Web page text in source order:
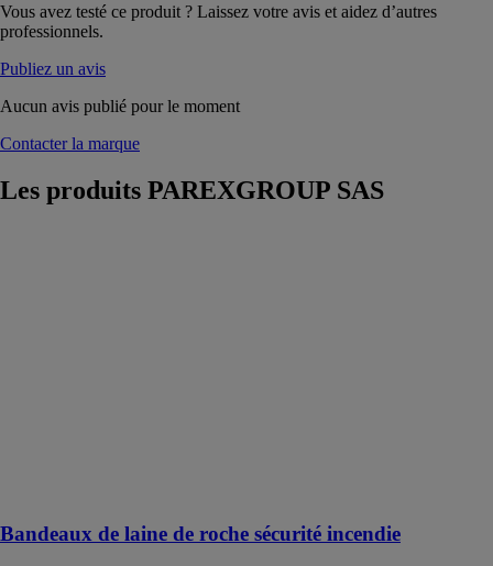
Vous avez testé ce produit ? Laissez votre avis et aidez d’autres
professionnels.
Publiez un avis
Aucun avis publié pour le moment
Contacter la marque
Les produits PAREXGROUP SAS
Bandeaux de laine de roche sécurité incendie